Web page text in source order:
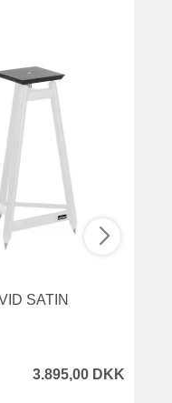
SATIN
3.895,00 DKK